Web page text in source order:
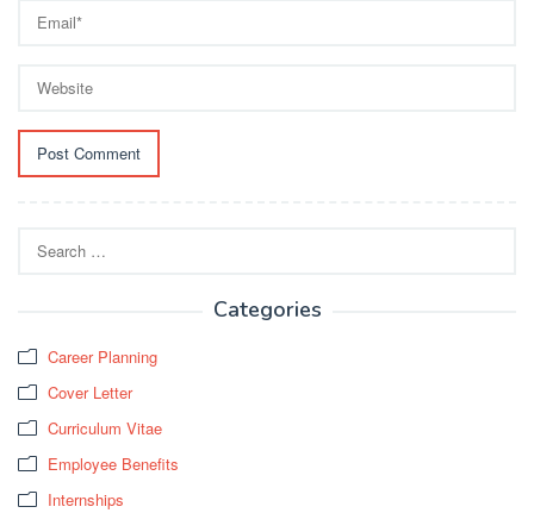
for:
Categories
Career Planning
Cover Letter
Curriculum Vitae
Employee Benefits
Internships